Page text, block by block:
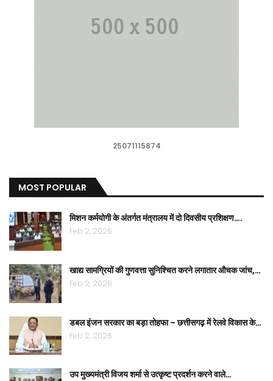
25071115874
MOST POPULAR
मिशन कर्मयोगी के अंतर्गत मंत्रालय में दो दिवसीय प्रशिक्षण….
Feb 2, 2026
खाद्य सामग्रियों की गुणवत्ता सुनिश्चित करने लगातार औचक जांच,…
Feb 2, 2026
डबल इंजन सरकार का बड़ा तोहफा – छत्तीसगढ़ में रेलवे विकास के…
Feb 2, 2026
उप मुख्यमंत्री विजय शर्मा से उत्कृष्ट प्रदर्शन करने वाले…